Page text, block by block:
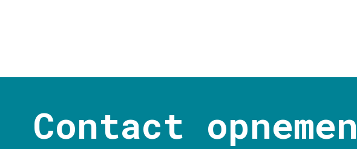
Contact opnemen